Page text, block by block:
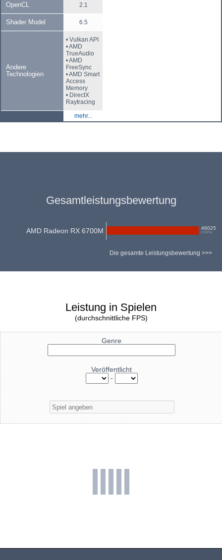
OpenCL 2.1
Shader Model 6.5
Andere
Technologien
• Vulkan API
• AMD
TrueAudio
• AMD
FreeSync
• AMD Smart
Access
Memory
• DirectX
Raytracing
mehr...
Gesamtleistungsbewertung
AMD Radeon RX 6700M 46025
( 100%)
Die gesamte Leistungsbewertung >>>
Leistung in Spielen
(durchschnittliche FPS)
Genre
Veröffentlicht
-